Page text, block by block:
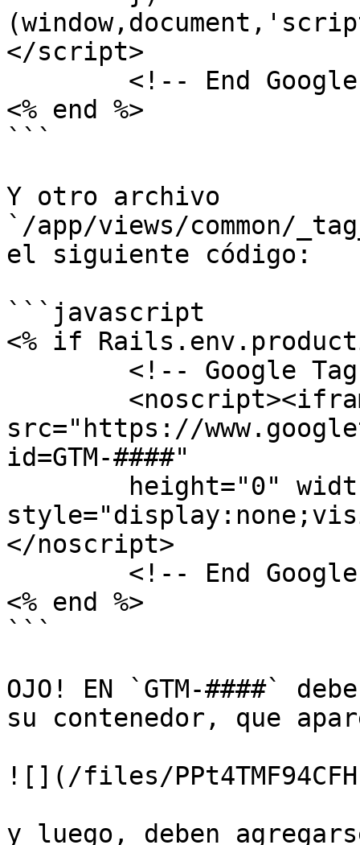
</script>
<% end %>
```
Y otro archivo
`/app/views/common/
el siguiente código:
```javascript
<% if
src="https://
id=GTM-####"
</noscript>
<% end %>
```
OJO! EN `GTM-####`
su contenedor, que
![](/files/
y luego, deben